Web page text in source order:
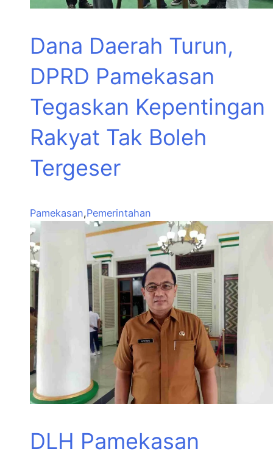
Dana Daerah Turun,
DPRD Pamekasan
Tegaskan Kepentingan
Rakyat Tak Boleh
Tergeser
Pamekasan,Pemerintahan
DLH Pamekasan